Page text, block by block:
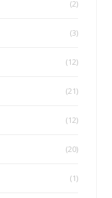
(2)
(3)
(12)
(21)
(12)
(20)
(1)